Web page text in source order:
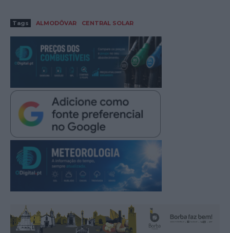
Tags ALMODÔVAR CENTRAL SOLAR